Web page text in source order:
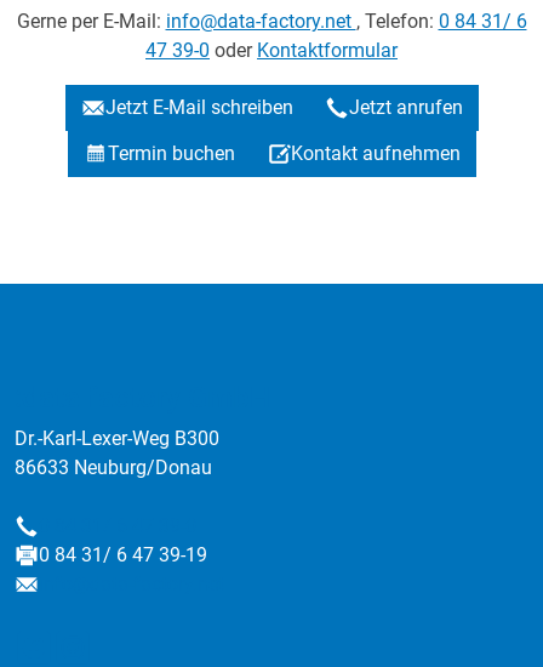
Gerne per E-Mail: info@data-factory.net , Telefon: 0 84 31/ 6
47 39-0 oder Kontaktformular
Jetzt E-Mail schreiben
Jetzt anrufen
Termin buchen
Kontakt aufnehmen
Dr.-Karl-Lexer-Weg B300
86633 Neuburg/Donau
Telefon
Fax
0 84 31/ 6 47 39-19
E-Mail